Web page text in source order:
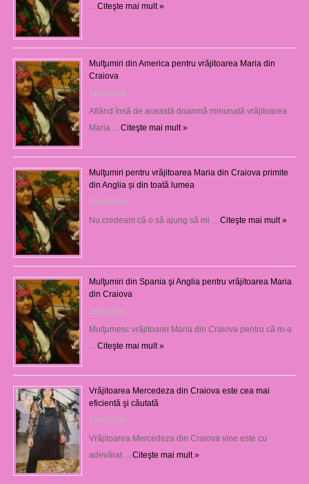
…Citeşte mai mult »
Mulţumiri din America pentru vrăjitoarea Maria din
Craiova
31/07/2026
Aflând însă de această doamnă minunată vrăjitoarea
Maria …Citeşte mai mult »
Mulţumiri pentru vrăjitoarea Maria din Craiova primite
din Anglia și din toată lumea
29/07/2026
Nu credeam că o să ajung să mi …Citeşte mai mult »
Mulţumiri din Spania şi Anglia pentru vrăjitoarea Maria
din Craiova
28/07/2026
Mulţumesc vrăjitoarei Maria din Craiova pentru că m-a
…Citeşte mai mult »
Vrăjitoarea Mercedeza din Craiova este cea mai
eficientă şi căutată
27/07/2026
Vrăjitoarea Mercedeza din Craiova vine este cu
adevărat …Citeşte mai mult »